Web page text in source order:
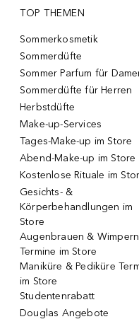
TOP THEMEN
Sommerkosmetik
Sommerdüfte
Sommer Parfum für
Sommerdüfte für Herren
Herbstdüfte
Make-up-Services
Tages-Make-up im Store
Abend-Make-up im Store
Kostenlose Rituale im
Gesichts- &
Körperbehandlungen im
Store
Augenbrauen & Wimpern
Termine im Store
Maniküre & Pediküre
im Store
Studentenrabatt
Douglas Angebote